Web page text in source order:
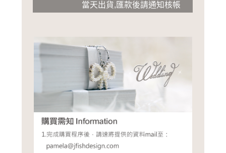
當天出貨,匯款後請通知核帳